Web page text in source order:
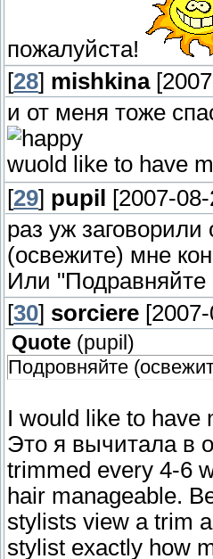
пожалуйста!
[28] mishkina
и от меня тоже
wuold like to have
[29] pupil
[2007-
раз уж заговорили
(освежите) мне
Или "Подравняйте
[30] sorciere
Quote (pupil )
Подровняйте
I would like to have
Это я вычитала в
trimmed every 4-6
hair manageable.
stylists view a trim
stylist exactly how